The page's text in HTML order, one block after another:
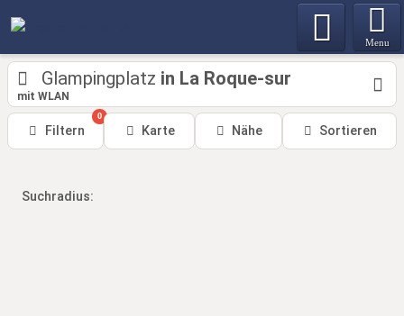
Menu
Glampingplatz in La Roque-sur
mit WLAN
Filtern
0
Karte Nähe Sortieren
Suchradius: